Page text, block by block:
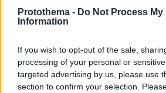
Protothema - Do Not Process My
Information
If you wish to opt-out of the sale,
processing of your personal or
targeted advertising by us, please use
section to confirm your selection.